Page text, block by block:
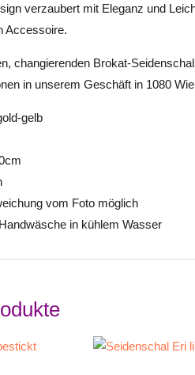
verzaubert mit Eleganz und
Accessoire.
changierenden Brokat-
in unserem Geschäft in 1080
gelb
vom Foto möglich
in kühlem Wasser